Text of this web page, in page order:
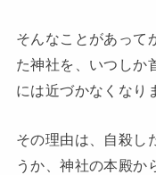
そんなことがあって
た神社を、いつしか
には近づかなくなり
その理由は、自殺し
うか、神社の本殿か